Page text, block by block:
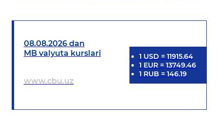
08.08.2026 dan
MB valyuta kurslari
www.cbu.uz
1 USD = 11915.64
1 EUR= 13749.46
1 RUB = 146.19